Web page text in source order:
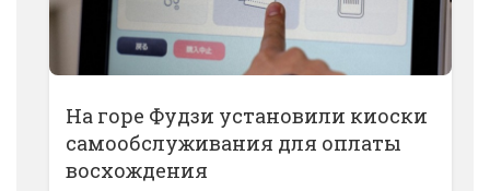
На горе Фудзи установили киоски
самообслуживания для оплаты
восхождения